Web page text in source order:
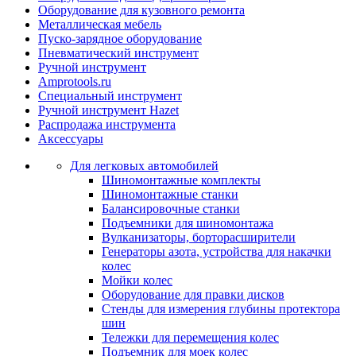
Оборудование для кузовного ремонта
Металлическая мебель
Пуско-зарядное оборудование
Пневматический инструмент
Ручной инструмент
Amprotools.ru
Специальный инструмент
Ручной инструмент Hazet
Распродажа инструмента
Аксессуары
Для легковых автомобилей
Шиномонтажные комплекты
Шиномонтажные станки
Балансировочные станки
Подъемники для шиномонтажа
Вулканизаторы, борторасширители
Генераторы азота, устройства для накачки
колес
Мойки колес
Оборудование для правки дисков
Стенды для измерения глубины протектора
шин
Тележки для перемещения колес
Подъемник для моек колеc